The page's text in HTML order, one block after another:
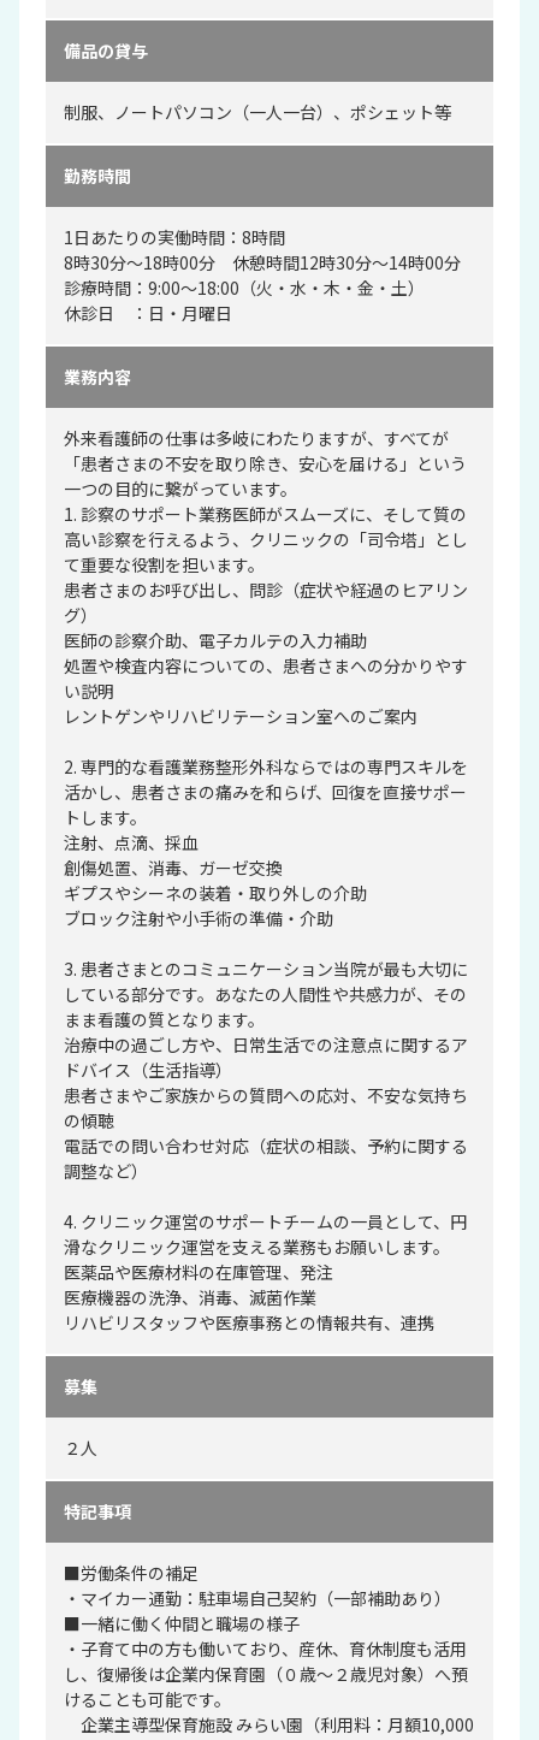
備品の貸与
制服、ノートパソコン（一人一台）、ポシェット等
勤務時間
1日あたりの実働時間：8時間
8時30分～18時00分 休憩時間12時30分～14時00分
診療時間：9:00～18:00（火・水・木・金・土）
休診日 ：日・月曜日
業務内容
外来看護師の仕事は多岐にわたりますが、すべてが
「患者さまの不安を取り除き、安心を届ける」という
一つの目的に繋がっています。
1. 診察のサポート業務医師がスムーズに、そして質の
高い診察を行えるよう、クリニックの「司令塔」とし
て重要な役割を担います。
患者さまのお呼び出し、問診（症状や経過のヒアリン
グ）
医師の診察介助、電子カルテの入力補助
処置や検査内容についての、患者さまへの分かりやす
い説明
レントゲンやリハビリテーション室へのご案内
2. 専門的な看護業務整形外科ならではの専門スキルを
活かし、患者さまの痛みを和らげ、回復を直接サポー
トします。
注射、点滴、採血
創傷処置、消毒、ガーゼ交換
ギプスやシーネの装着・取り外しの介助
ブロック注射や小手術の準備・介助
3. 患者さまとのコミュニケーション当院が最も大切に
している部分です。あなたの人間性や共感力が、その
まま看護の質となります。
治療中の過ごし方や、日常生活での注意点に関するア
ドバイス（生活指導）
患者さまやご家族からの質問への応対、不安な気持ち
の傾聴
電話での問い合わせ対応（症状の相談、予約に関する
調整など）
4. クリニック運営のサポートチームの一員として、円
滑なクリニック運営を支える業務もお願いします。
医薬品や医療材料の在庫管理、発注
医療機器の洗浄、消毒、滅菌作業
リハビリスタッフや医療事務との情報共有、連携
募集
２人
特記事項
■労働条件の補足
・マイカー通勤：駐車場自己契約（一部補助あり）
■一緒に働く仲間と職場の様子
・子育て中の方も働いており、産休、育休制度も活用
し、復帰後は企業内保育園（０歳〜２歳児対象）へ預
けることも可能です。
企業主導型保育施設 みらい園（利用料：月額10,000